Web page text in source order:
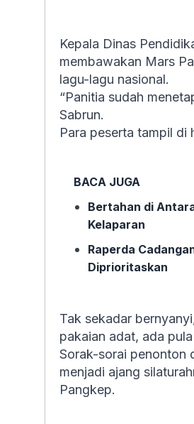
Kepala Dinas
membawakan Mars
lagu-lagu nasional.
“Panitia sudah
Sabrun.
Para peserta tampil di
BACA JUGA
Bertahan di
Kelaparan
Raperda
Diprioritaskan
Tak sekadar
pakaian adat, ada
Sorak-sorai penonton
menjadi ajang
Pangkep.